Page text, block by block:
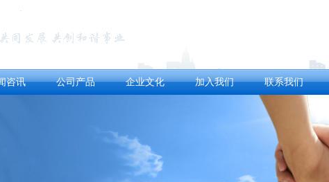
咨讯 公司产品 企业文化 加入我们 联系我们